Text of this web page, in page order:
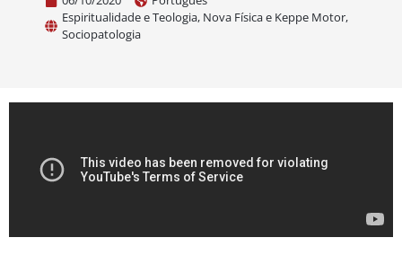
Espiritualidade e Teologia, Nova Física e Keppe Motor,
Sociopatologia